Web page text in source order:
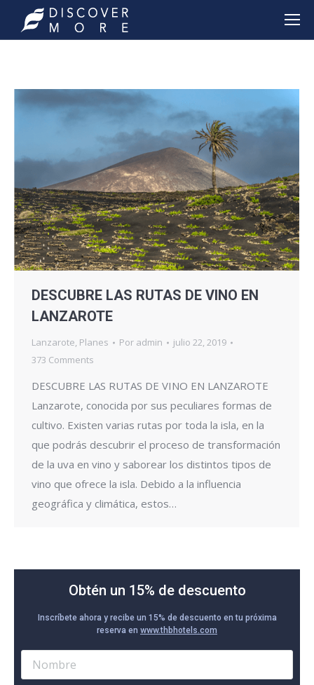
DESCUBRE LAS RUTAS DE VINO EN
LANZAROTE
Lanzarote, Planes Por admin
julio 22, 2019
373 Comments
DESCUBRE LAS RUTAS DE VINO EN LANZAROTE
Lanzarote, conocida por sus peculiares formas de
cultivo. Existen varias rutas por toda la isla, en la
que podrás descubrir el proceso de transformación
de la uva en vino y saborear los distintos tipos de
vino que ofrece la isla. Debido a la influencia
geográfica y climática, estos…
Obtén un 15% de descuento
Inscríbete ahora y recibe un 15% de descuento en tu próxima
reserva en www.thbhotels.com